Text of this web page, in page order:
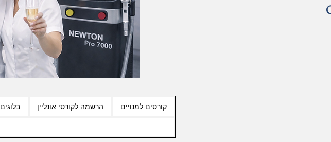
בלוגים הרשמה לקורסי אונליין קורסים למנויים